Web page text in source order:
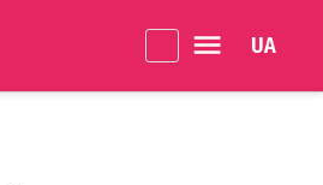
життя